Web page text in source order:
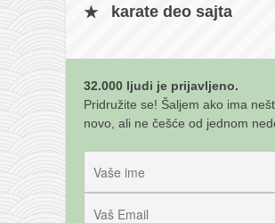
tsunami dojo
program
snimci nastupa
galerija kluba
kontakt
besplatna e-knjiga
karate deo sajta
32.000 ljudi je prijavljeno.
Pridružite se! Šaljem ako ima
novo, ali ne češće od jednom